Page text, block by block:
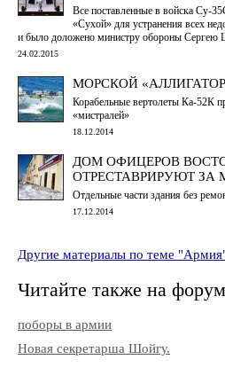
Все поставленные в войска Су-
«Сухой» для устранения всех
и было доложено министру обороны Сергею
24.02.2015
МОРСКОЙ
Корабельные вертолеты Ка-52К
«мистралей»
18.12.2014
ДОМ ОФИЦЕРОВ
ОТРЕСТАВРИРУЮТ ЗА
Отдельные части здания без
17.12.2014
Другие материалы по теме
Читайте также на
поборы в армии
Новая секретарша Шойгу.